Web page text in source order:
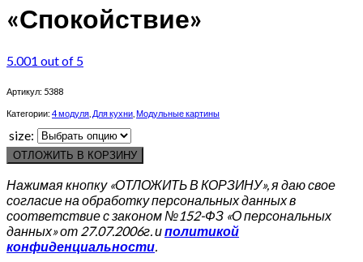
«Спокойствие»
5.001 out of 5
Артикул: 5388
Категории: 4 модуля Для кухни Модульные картины
size:
ОТЛОЖИТЬ В КОРЗИНУ
Нажимая кнопку «ОТЛОЖИТЬ В КОРЗИНУ», я даю свое
согласие на обработку персональных данных в
соответствие с законом №152-ФЗ «О персональных
данных» от 27.07.2006г. иполитикой
конфиденциальности.